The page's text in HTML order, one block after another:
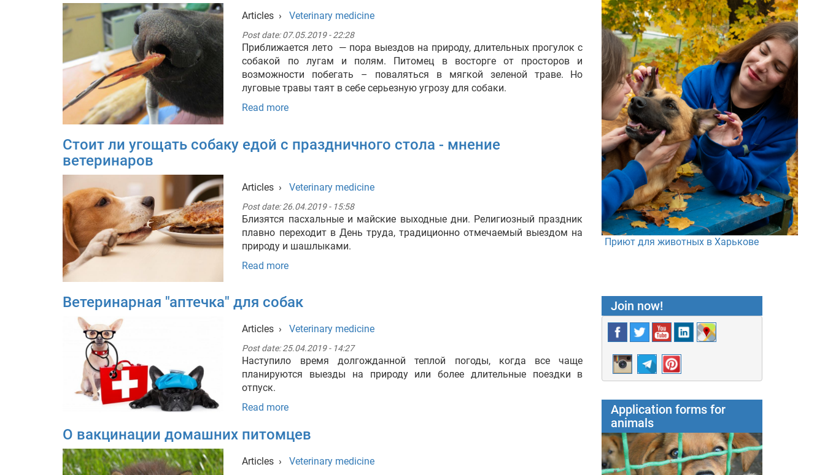
Articles › Veterinary medicine
Post date:07.05.2019 - 22:28
Приближается лето — пора выездов на природу, длительных прогулок с
собакой по лугам и полям. Питомец в восторге от просторов и
возможности побегать – поваляться в мягкой зеленой траве. Но
луговые травы таят в себе серьезную угрозу для собаки.
Read more
Стоит ли угощать собаку едой с праздничного стола - мнение
ветеринаров
Articles › Veterinary medicine
Post date:26.04.2019 - 15:58
Близятся пасхальные и майские выходные дни. Религиозный праздник
плавно переходит в День труда, традиционно отмечаемый выездом на
природу и шашлыками.
Read more
Ветеринарная "аптечка" для собак
Articles › Veterinary medicine
Post date:25.04.2019 - 14:27
Наступило время долгожданной теплой погоды, когда все чаще
планируются выезды на природу или более длительные поездки в
отпуск.
Read more
О вакцинации домашних питомцев
Articles › Veterinary medicine
Приют для животных в Харькове
Join now!
Application forms for
animals